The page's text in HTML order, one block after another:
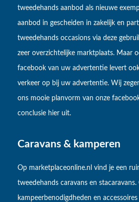
tweedehands aanbod als nieuwe
aanbod in gescheiden in zakelijk en
tweedehands occasions via deze
zeer overzichtelijke marktplaats. Maar
facebook van uw advertentie levert
verkeer op bij uw advertentie. Wij
ons mooie planvorm van onze
conclusie hier uit.
Caravans & kamperen
Op marketplaceonline.nl vind je een
tweedehands caravans en
kampeerbenodigdheden en